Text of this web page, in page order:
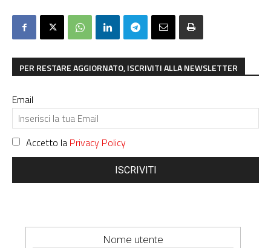
PER RESTARE AGGIORNATO, ISCRIVITI ALLA NEWSLETTER
Email
Accetto la Privacy Policy
ISCRIVITI
Nome utente